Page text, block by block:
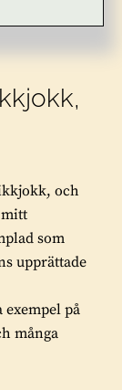
och
som
upprättade
på
många